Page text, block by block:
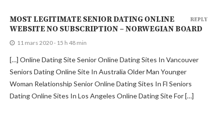
MOST LEGITIMATE SENIOR DATING ONLINE
WEBSITE NO SUBSCRIPTION – NORWEGIAN BOARD
11 mars 2020 - 15 h 48 min
[…] Online Dating Site Senior Online Dating Sites In Vancouver
Seniors Dating Online Site In Australia Older Man Younger
Woman Relationship Senior Online Dating Sites In Fl Seniors
Dating Online Sites In Los Angeles Online Dating Site For […]
REPLY